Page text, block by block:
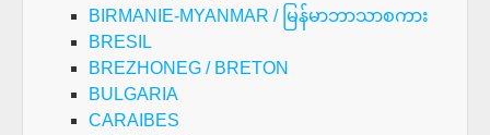
BIRMANIE-MYANMAR / မြန်မာဘာသာစကား
BRESIL
BREZHONEG / BRETON
BULGARIA
CARAIBES